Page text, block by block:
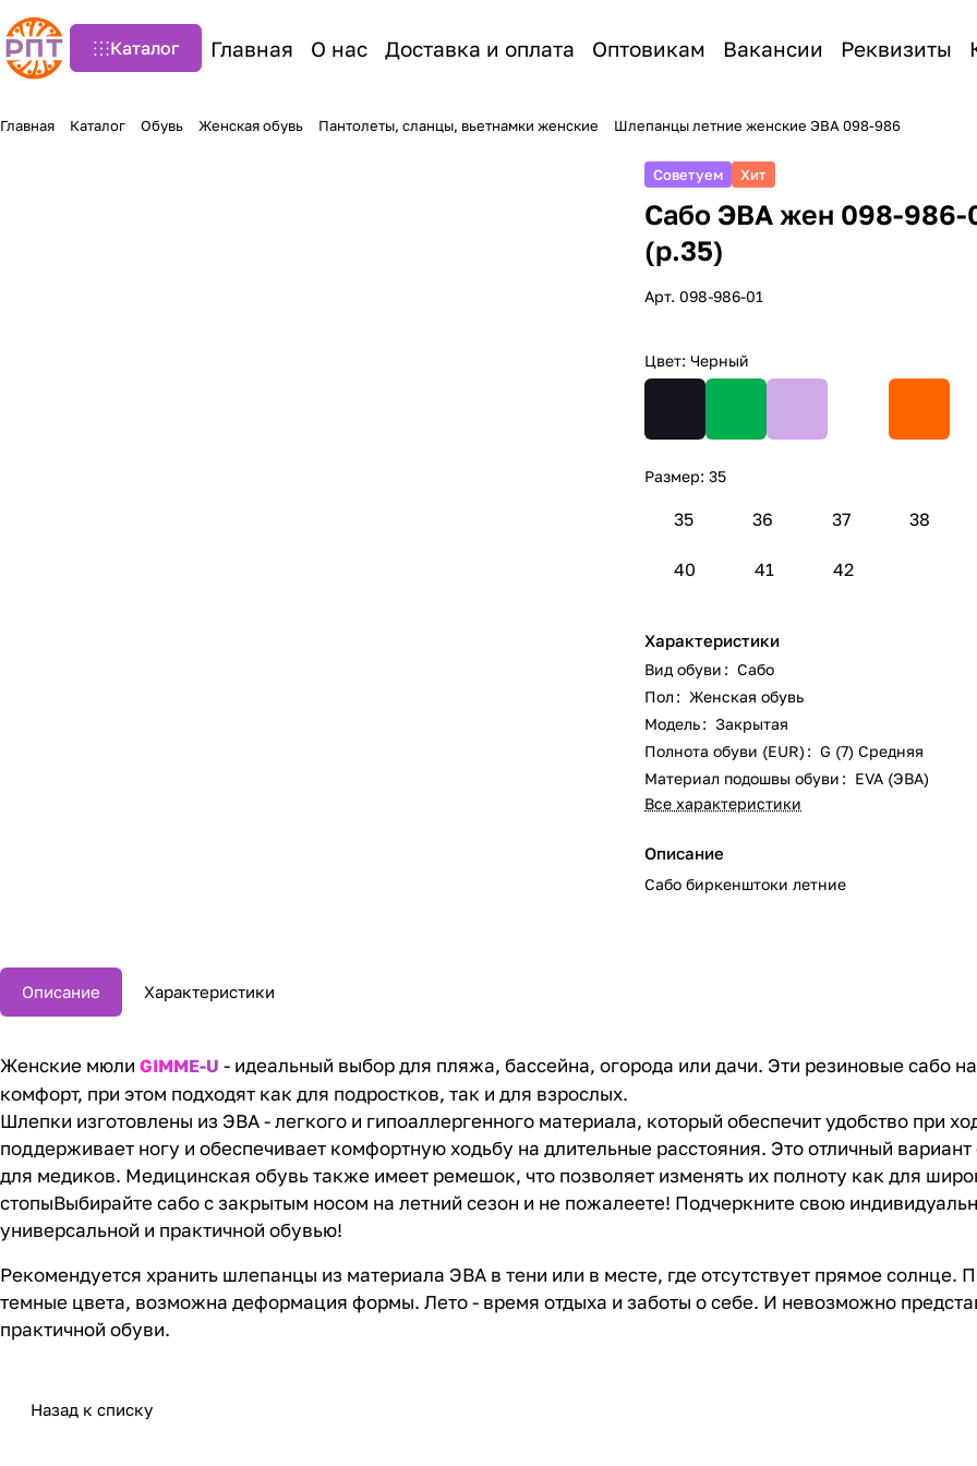
Каталог Главная О нас Доставка и оплата Оптовикам Вакансии Реквизиты
Главная Каталог Обувь Женская обувь Пантолеты, сланцы, вьетнамки женские Шлепанцы летние женские ЭВА 098-986
Советуем Хит
Сабо ЭВА жен 098-986-
(р.35)
Арт.098-986-01
Цвет:Черный
Размер:35
35 36 37 38
40 41 42
Характеристики
Вид обуви : Сабо
Пол : Женская обувь
Модель: Закрытая
Полнота обуви (EUR) : G (7) Средняя
Материал подошвы обуви : EVA (ЭВА)
Все характеристики
Описание
Сабо биркенштоки летние
Описание Характеристики
Женские мюли GIMME-U - идеальный выбор для пляжа, бассейна, огорода или дачи. Эти резиновые сабо
комфорт, при этом подходят как для подростков, так и для взрослых.
Шлепки изготовлены из ЭВА - легкого и гипоаллергенного материала, который обеспечит удобство при
поддерживает ногу и обеспечивает комфортную ходьбу на длительные расстояния. Это отличный
для медиков. Медицинская обувь также имеет ремешок, что позволяет изменять их полноту как для
стопыВыбирайте сабо с закрытым носом на летний сезон и не пожалеете! Подчеркните свою
универсальной и практичной обувью!
Рекомендуется хранить шлепанцы из материала ЭВА в тени или в месте, где отсутствует прямое солнце.
темные цвета, возможна деформация формы. Лето - время отдыха и заботы о себе. И невозможно
практичной обуви.
Назад к списку